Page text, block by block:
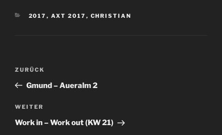
KATEGORIEN
2017 , AXT 2017 , CHRISTIAN
Beitragsnavigation
Vorheriger
Beitrag
ZURÜCK
Gmund – Aueralm 2
Nächster
Beitrag
WEITER
Work in – Work out (KW 21)